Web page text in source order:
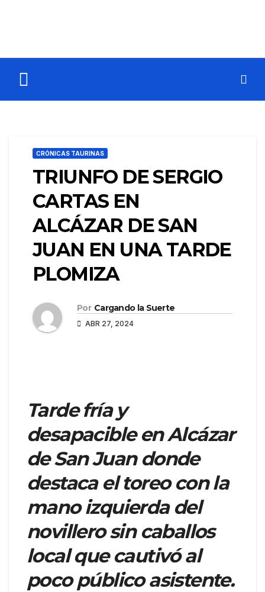
CRÓNICAS TAURINAS
TRIUNFO DE SERGIO
CARTAS EN
ALCÁZAR DE SAN
JUAN EN UNA TARDE
PLOMIZA
Por Cargando la Suerte
ABR 27, 2024
Tarde fría y
desapacible en Alcázar
de San Juan donde
destaca el toreo con la
mano izquierda del
novillero sin caballos
local que cautivó al
poco público asistente.